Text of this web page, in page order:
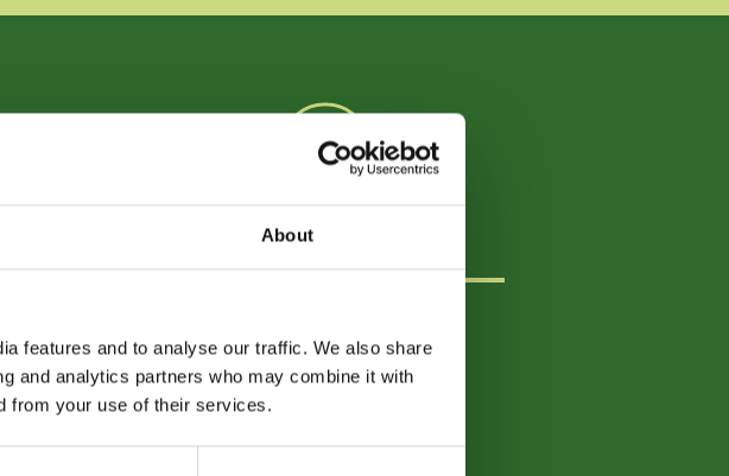
About
features and to analyse our traffic. We also share
and analytics partners who may combine it with
from your use of their services.
INFO TIL UDSTILLERE